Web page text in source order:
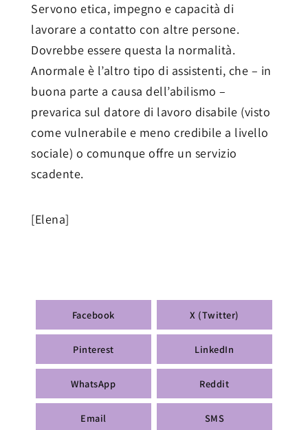
Servono etica, impegno e capacità di
lavorare a contatto con altre persone.
Dovrebbe essere questa la normalità.
Anormale è l’altro tipo di assistenti, che – in
buona parte a causa dell’abilismo –
prevarica sul datore di lavoro disabile (visto
come vulnerabile e meno credibile a livello
sociale) o comunque offre un servizio
scadente.
[Elena]
Facebook X (Twitter)
Pinterest LinkedIn
WhatsApp Reddit
Email SMS